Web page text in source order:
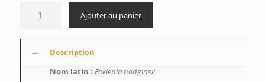
Ajouter au panier
Description
Nom latin : Fokienia hodginsii